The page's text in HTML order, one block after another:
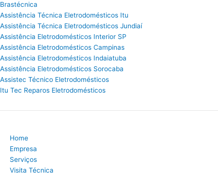
Brastécnica
Assistência Técnica Eletrodomésticos Itu
Assistência Técnica Eletrodomésticos Jundiaí
Assistência Eletrodomésticos Interior SP
Assistência Eletrodomésticos Campinas
Assistência Eletrodomésticos Indaiatuba
Assistência Eletrodomésticos Sorocaba
Assistec Técnico Eletrodomésticos
Itu Tec Reparos Eletrodomésticos
Home
Empresa
Serviços
Visita Técnica